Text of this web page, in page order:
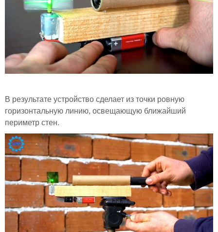
В результате устройство сделает из точки ровную
горизонтальную линию, освещающую ближайший
периметр стен.